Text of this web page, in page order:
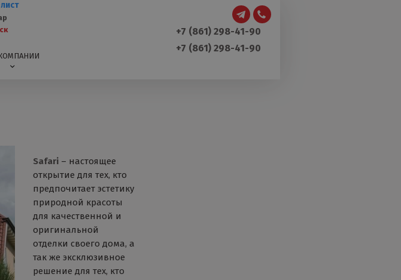
+7 (861) 298-41-90
+7 (861) 298-41-90
Safari – настоящее
открытие для тех, кто
предпочитает эстетику
природной красоты
для качественной и
оригинальной
отделки своего дома, а
так же эксклюзивное
решение для тех, кто